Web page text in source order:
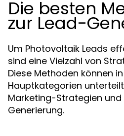
Die besten
zur Lead-
Um Photovoltaik Leads
sind eine Vielzahl von
Diese Methoden können
Hauptkategorien
Marketing-Strategien
Generierung.